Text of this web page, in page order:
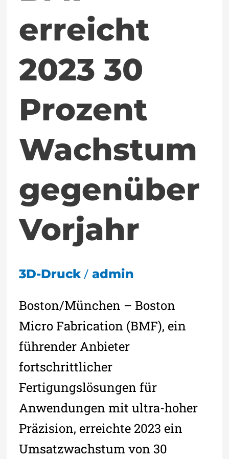
erreicht
2023 30
Prozent
Wachstum
gegenüber
Vorjahr
3D-Druck/ admin
Boston/München – Boston
Micro Fabrication (BMF), ein
führender Anbieter
fortschrittlicher
Fertigungslösungen für
Anwendungen mit ultra-hoher
Präzision, erreichte 2023 ein
Umsatzwachstum von 30